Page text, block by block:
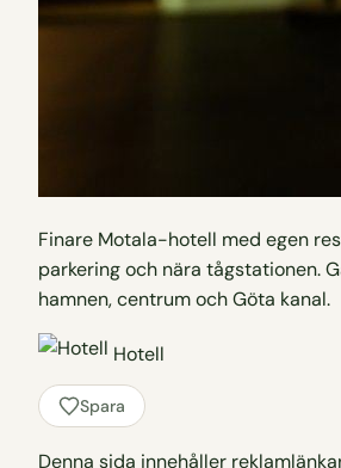
Finare Motala-hotell med egen
parkering och nära tågstationen.
hamnen, centrum och Göta kanal.
Hotell
Spara
Denna sida innehåller